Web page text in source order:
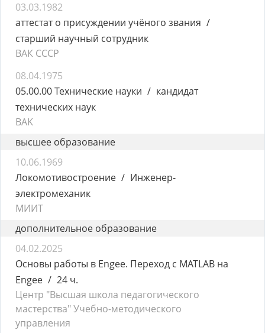
03.03.1982
аттестат о присуждении учёного звания
старший научный сотрудник
ВАК СССР
08.04.1975
05.00.00 Технические науки
кандидат
технических наук
BAK
высшее образование
10.06.1969
Локомотивостроение
Инженер-
электромеханик
МИИТ
дополнительное образование
04.02.2025
Основы работы в Engee. Переход с MATLAB на
Engee
24 ч.
Центр "Высшая школа педагогического
мастерства" Учебно-методического
управления